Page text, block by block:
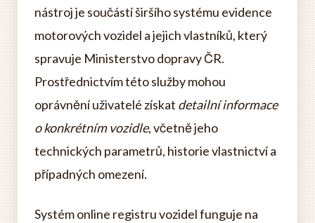
nástroj je součástí širšího systému evidence
motorových vozidel a jejich vlastníků, který
spravuje Ministerstvo dopravy ČR.
Prostřednictvím této služby mohou
oprávnění uživatelé získat detailní informace
o konkrétním vozidle, včetně jeho
technických parametrů, historie vlastnictví a
případných omezení.
Systém online registru vozidel funguje na